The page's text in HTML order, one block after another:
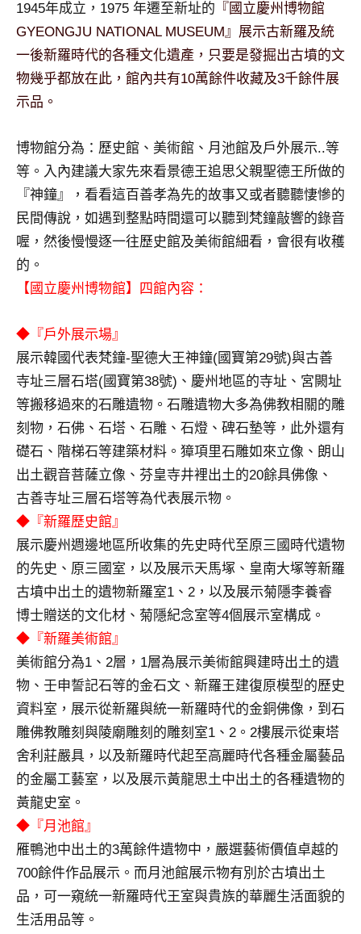
目
主
持、
吳
哥
國
旅
遊
書
者、
各
發
會
活
動
主
持、
學
校
企
業
講
座、
部
落
客
及
旅
遊
誌
專
欄、
觀
光
合
作
達
人
對
★
1945年成立，1975 年遷至新址的 『國立慶州博物館
GYEONGJU NATIONAL MUSEUM』展示古新羅及統
一後新羅時代的各種文化遺產，只要是發掘出古墳的文
物幾乎都放在此，館內共有10萬餘件收藏及3千餘件展
示品。
博物館分為：歷史館、美術館、月池館及戶外展示..等
等。入內建議大家先來看景德王追思父親聖德王所做的
『神鐘』，看看這百善孝為先的故事又或者聽聽悽慘的
民間傳說，如遇到整點時間還可以聽到梵鐘敲響的錄音
喔，然後慢慢逐一往歷史館及美術館細看，會很有收穫
的。
【國立慶州博物館】四館內容：
◆『戶外展示場』
展示韓國代表梵鐘-聖德大王神鐘(國寶第29號)與古善
寺址三層石塔(國寶第38號)、慶州地區的寺址、宮闕址
等搬移過來的石雕遺物。石雕遺物大多為佛教相關的雕
刻物，石佛、石塔、石雕、石燈、碑石墊等，此外還有
礎石、階梯石等建築材料。獐項里石雕如來立像、朗山
出土觀音菩薩立像、芬皇寺井裡出土的20餘具佛像、
古善寺址三層石塔等為代表展示物。
◆『新羅歷史館』
展示慶州週邊地區所收集的先史時代至原三國時代遺物
的先史、原三國室，以及展示天馬塚、皇南大塚等新羅
古墳中出土的遺物新羅室1、2，以及展示菊隱李養睿
博士贈送的文化材、菊隱紀念室等4個展示室構成。
◆『新羅美術館』
美術館分為1、2層，1層為展示美術館興建時出土的遺
物、壬申誓記石等的金石文、新羅王建復原模型的歷史
資料室，展示從新羅與統一新羅時代的金銅佛像，到石
雕佛教雕刻與陵廟雕刻的雕刻室1、2。2樓展示從東塔
舍利莊嚴具，以及新羅時代起至高麗時代各種金屬藝品
的金屬工藝室，以及展示黃龍思土中出土的各種遺物的
黃龍史室。
◆『月池館』
雁鴨池中出土的3萬餘件遺物中，嚴選藝術價值卓越的
700餘件作品展示。而月池館展示物有別於古墳出土
品，可一窺統一新羅時代王室與貴族的華麗生活面貌的
生活用品等。